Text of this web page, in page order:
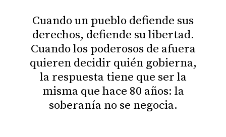
Cuando un pueblo defiende sus
derechos, defiende su libertad.
Cuando los poderosos de afuera
quieren decidir quién gobierna,
la respuesta tiene que ser la
misma que hace 80 años: la
soberanía no se negocia.